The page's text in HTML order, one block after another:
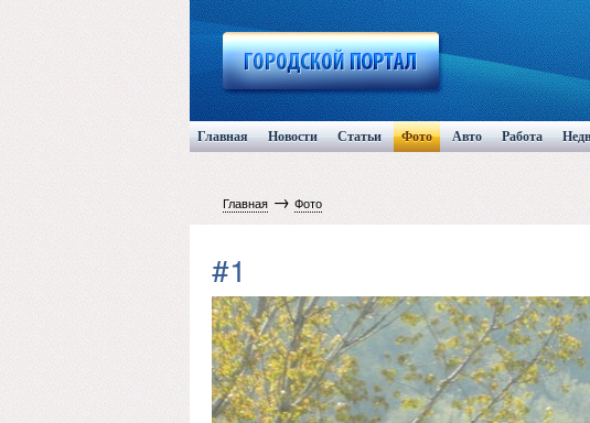
Главная Новости Статьи Фото Авто Работа
Главная→Фото
#1